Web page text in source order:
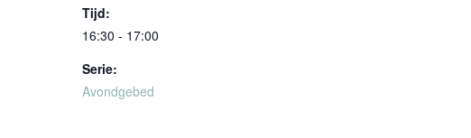
Tijd:
16:30 - 17:00
Serie:
Avondgebed